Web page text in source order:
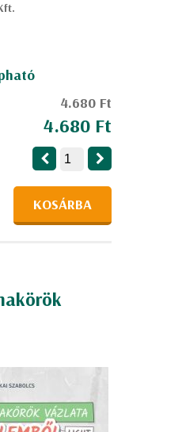
4.680 Ft
4.680 Ft
KOSÁRBA